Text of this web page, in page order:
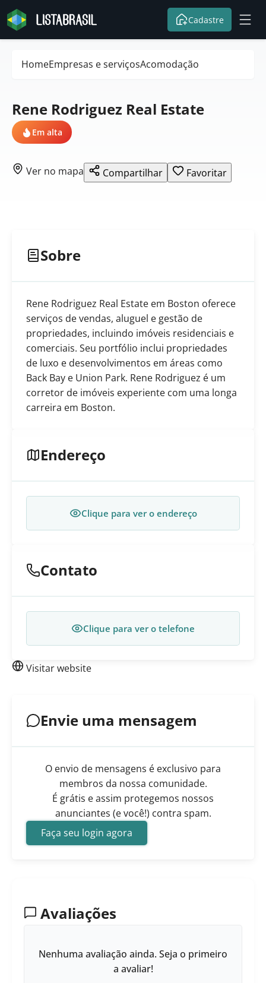
Cadastre
HomeEmpresas e serviçosAcomodação
Rene Rodriguez Real Estate
Em alta
Ver no mapa Compartilhar Favoritar
Sobre
Rene Rodriguez Real Estate em Boston oferece
serviços de vendas, aluguel e gestão de
propriedades, incluindo imóveis residenciais e
comerciais. Seu portfólio inclui propriedades
de luxo e desenvolvimentos em áreas como
Back Bay e Union Park. Rene Rodriguez é um
corretor de imóveis experiente com uma longa
carreira em Boston.
Endereço
Clique para ver o endereço
Contato
Clique para ver o telefone
Visitar website
Envie uma mensagem
O envio de mensagens é exclusivo para
membros da nossa comunidade.
É grátis e assim protegemos nossos
anunciantes (e você!) contra spam.
Faça seu login agora
Avaliações
Nenhuma avaliação ainda. Seja o primeiro
a avaliar!